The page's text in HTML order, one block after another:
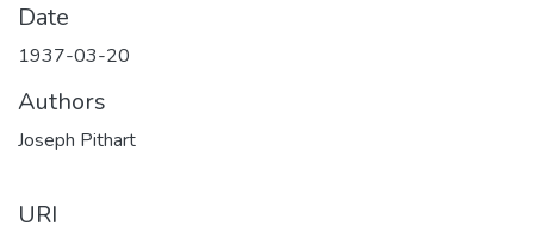
Date
1937-03-20
Authors
Joseph Pithart
URI